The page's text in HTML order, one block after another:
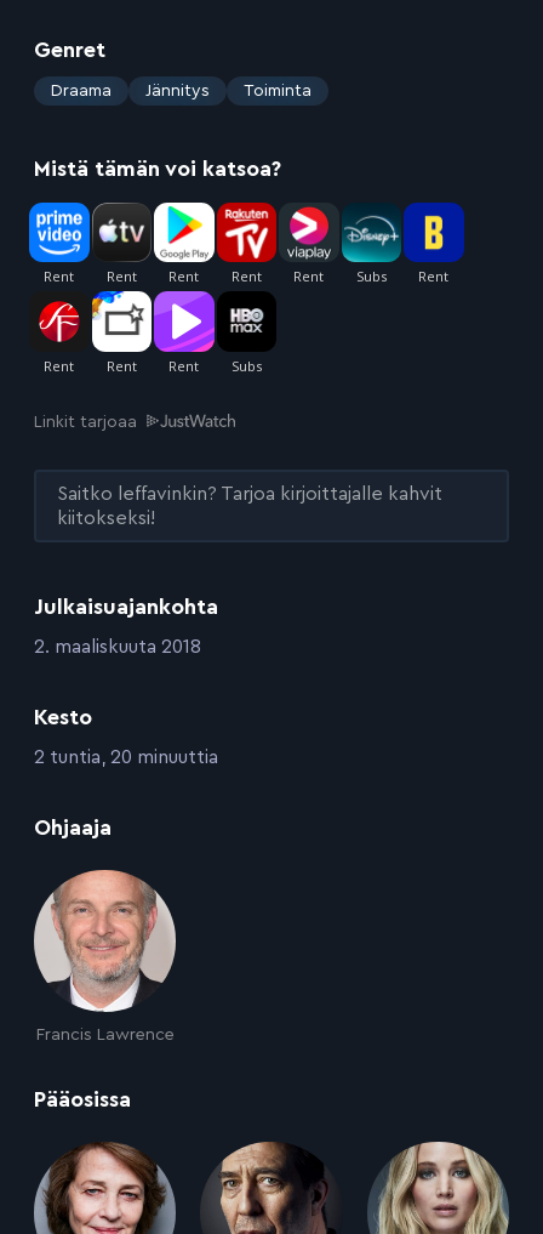
Julkaisuajankohta
:2. maaliskuuta 2018
Kesto
:2 tuntia, 20 minuuttia
Ohjaaja
Francis Lawrence
Pääosissa
Genret
: Draama Jännitys Toiminta
Mistä tämän voi katsoa?
Linkit tarjoaa
Saitko leffavinkin? Tarjoa kirjoittajalle kahvit
kiitokseksi!